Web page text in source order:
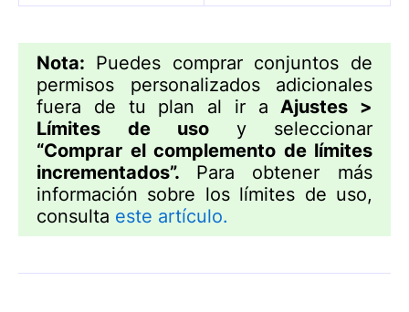
Nota: Puedes comprar conjuntos de
permisos personalizados adicionales
fuera de tu plan al ir aAjustes >
Límites de uso y seleccionar
“Comprar el complemento de límites
incrementados”. Para obtener más
información sobre los límites de uso,
consulta este artículo.